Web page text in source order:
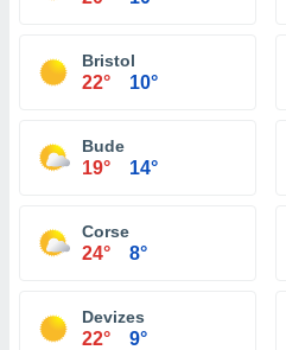
Bristol
22° 10°
Bude
19° 14°
Corse
24° 8°
Devizes
22° 9°